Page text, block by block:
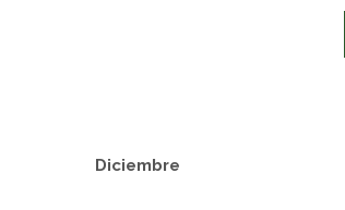
Diciembre